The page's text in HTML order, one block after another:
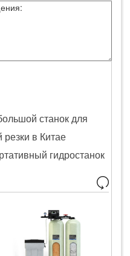
станок для
резки в Китае
гидростанок